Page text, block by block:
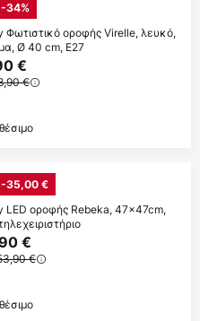
-34%
Φωτιστικό οροφής Virelle, λευκό,
Ø 40 cm, E27
€
€
-35,00 €
LED οροφής Rebeka, 47x47cm,
€
€